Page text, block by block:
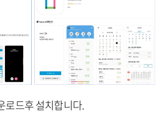
로드후 설치합니다.